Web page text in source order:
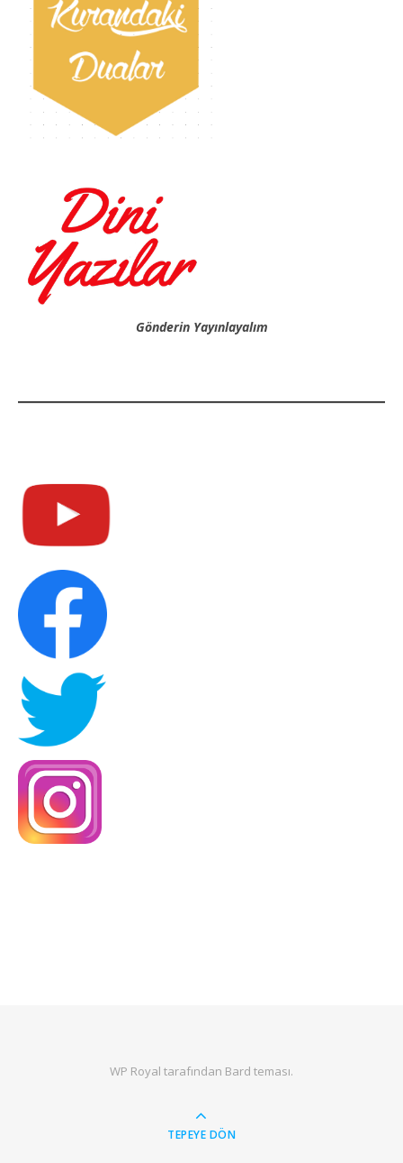
Gönderin Yayınlayalım
WP Royal tarafından Bard teması.
TEPEYE DÖN